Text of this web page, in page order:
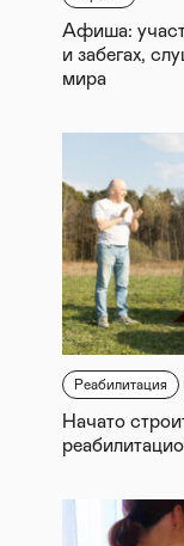
Афиша:
и забегах,
мира
Реабилитация
Начато